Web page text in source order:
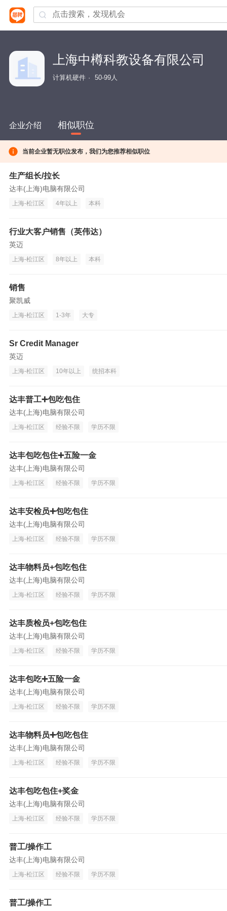
上海中樽科教设备有限公司
计算机硬件 50-99人
企业介绍 相似职位
当前企业暂无职位发布，我们为您推荐相似职位
生产组长/拉长
达丰(上海)电脑有限公司
上海-松江区 4年以上 本科
行业大客户销售（英伟达）
英迈
上海-松江区 8年以上 本科
销售
聚凯威
上海-松江区 1-3年 大专
Sr Credit Manager
英迈
上海-松江区 10年以上 统招本科
达丰普工➕包吃包住
达丰(上海)电脑有限公司
上海-松江区 经验不限 学历不限
达丰包吃包住➕五险一金
达丰(上海)电脑有限公司
上海-松江区 经验不限 学历不限
达丰安检员➕包吃包住
达丰(上海)电脑有限公司
上海-松江区 经验不限 学历不限
达丰物料员+包吃包住
达丰(上海)电脑有限公司
上海-松江区 经验不限 学历不限
达丰质检员+包吃包住
达丰(上海)电脑有限公司
上海-松江区 经验不限 学历不限
达丰包吃➕五险一金
达丰(上海)电脑有限公司
上海-松江区 经验不限 学历不限
达丰物料员➕包吃包住
达丰(上海)电脑有限公司
上海-松江区 经验不限 学历不限
达丰包吃包住+奖金
达丰(上海)电脑有限公司
上海-松江区 经验不限 学历不限
普工/操作工
达丰(上海)电脑有限公司
上海-松江区 经验不限 学历不限
普工/操作工